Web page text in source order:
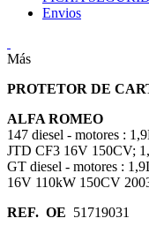
Envios
Más
PROTETOR DE
ALFA ROMEO
147 diesel - motores :
JTD CF3 16V 150CV;
GT diesel - motores :
16V 110kW 150CV
REF. OE 51719031